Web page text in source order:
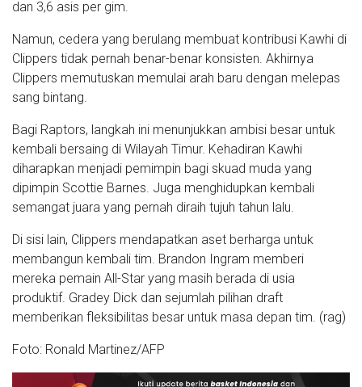
dan 3,6 asis per gim.
Namun, cedera yang berulang membuat kontribusi Kawhi di
Clippers tidak pernah benar-benar konsisten. Akhirnya
Clippers memutuskan memulai arah baru dengan melepas
sang bintang.
Bagi Raptors, langkah ini menunjukkan ambisi besar untuk
kembali bersaing di Wilayah Timur. Kehadiran Kawhi
diharapkan menjadi pemimpin bagi skuad muda yang
dipimpin Scottie Barnes. Juga menghidupkan kembali
semangat juara yang pernah diraih tujuh tahun lalu.
Di sisi lain, Clippers mendapatkan aset berharga untuk
membangun kembali tim. Brandon Ingram memberi
mereka pemain All-Star yang masih berada di usia
produktif. Gradey Dick dan sejumlah pilihan draft
memberikan fleksibilitas besar untuk masa depan tim. (rag)
Foto: Ronald Martinez/AFP